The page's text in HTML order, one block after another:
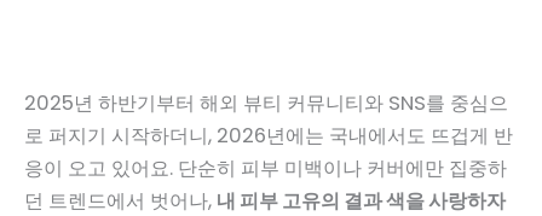
2025년 하반기부터 해외 뷰티 커뮤니티와 SNS를 중심으
로 퍼지기 시작하더니, 2026년에는 국내에서도 뜨겁게 반
응이 오고 있어요. 단순히 피부 미백이나 커버에만 집중하
던 트렌드에서 벗어나, 내 피부 고유의 결과 색을 사랑하자